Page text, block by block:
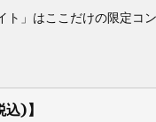
ト」はここだけの限定
)】